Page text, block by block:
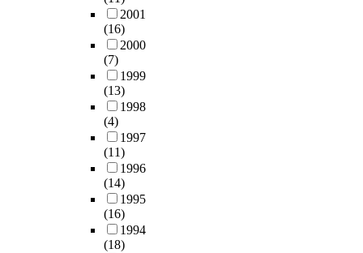
2001
(16)
2000
(7)
1999
(13)
1998
(4)
1997
(11)
1996
(14)
1995
(16)
1994
(18)